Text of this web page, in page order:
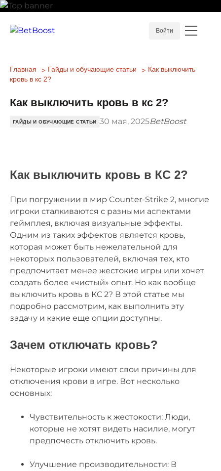
Войти
Главная Гайды и обучающие статьи
Как выключить
кровь в кс 2?
Как выключить кровь в кс 2?
ГАЙДЫ И ОБУЧАЮЩИЕ СТАТЬИ 30 мая, 2025BetBoost
Как выключить кровь в КС 2?
При погружении в мир Counter-Strike 2, многие
игроки сталкиваются с разными аспектами
геймплея, включая визуальные эффекты.
Одним из таких эффектов является кровь,
которая может быть нежелательной для
некоторых пользователей, включая тех, кто
предпочитает менее жестокие игры или хочет
создать более «чистый» опыт. Но как вообще
выключить кровь в КС 2? В этой статье мы
подробно рассмотрим, как выполнить эту
задачу и какие еще опции доступны.
Зачем отключать кровь?
Некоторые игроки имеют свои причины для
отключения крови в игре. Вот несколько
основных:
Чувствительность к жестокости: Люди,
которые не хотят видеть насилие, могут
предпочесть отключить кровь.
Улучшение производительности: В